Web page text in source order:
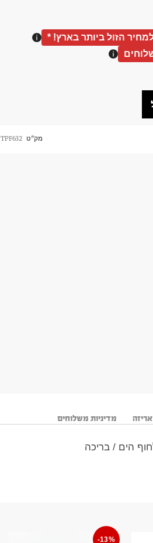
הזול ביותר בארץ! *
מק"ט TPF632
אריזה מדיניות משלוחים
הים / בריכה
-13%